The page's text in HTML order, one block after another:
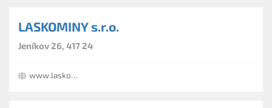
LASKOMINY s.r.o.
Jeníkov 26, 417 24
www.laskominy.eu